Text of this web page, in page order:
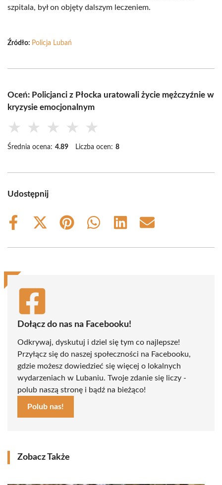
szpitala, był on objęty dalszym leczeniem.
Źródło: Policja Lubań
Oceń: Policjanci z Płocka uratowali życie mężczyźnie w
kryzysie emocjonalnym
★ ★ ★ ★ ★
Średnia ocena: 4.89 Liczba ocen: 8
Udostępnij
Share
Share
(Twitter)
Share
Share
Share
Share
Dołącz do nas na Facebooku!
Odkrywaj, dyskutuj i dziel się tym co najlepsze!
Przyłącz się do naszej społeczności na Facebooku,
gdzie możesz dowiedzieć się więcej o lokalnych
wydarzeniach w Lubaniu. Twoje zdanie się liczy -
polub naszą stronę i bądź na bieżąco!
Polub nas!
Zobacz Także